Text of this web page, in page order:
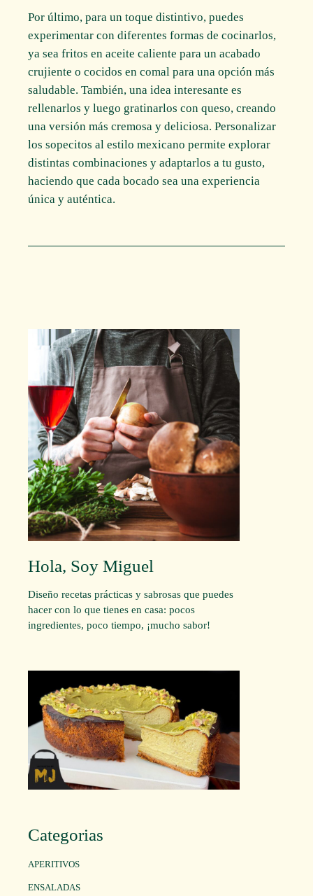
Por último, para un toque distintivo, puedes
experimentar con diferentes formas de cocinarlos,
ya sea fritos en aceite caliente para un acabado
crujiente o cocidos en comal para una opción más
saludable. También, una idea interesante es
rellenarlos y luego gratinarlos con queso, creando
una versión más cremosa y deliciosa. Personalizar
los sopecitos al estilo mexicano permite explorar
distintas combinaciones y adaptarlos a tu gusto,
haciendo que cada bocado sea una experiencia
única y auténtica.
Hola, Soy Miguel
Diseño recetas prácticas y sabrosas que puedes
hacer con lo que tienes en casa: pocos
ingredientes, poco tiempo, ¡mucho sabor!
Categorias
APERITIVOS
ENSALADAS